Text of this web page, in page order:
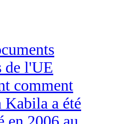
de l'UE
comment
Kabila a été